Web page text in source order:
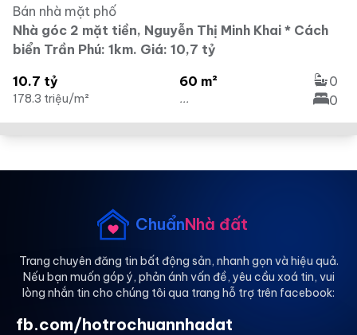
Bán nhà mặt phố
Nhà góc 2 mặt tiền, Nguyễn Thị Minh Khai * Cách
biển Trần Phú: 1km. Giá: 10,7 tỷ
10.7 tỷ
178.3 triệu/m²
60 m²
...
0
0
ChuẩnNhà đất
Trang chuyên đăng tin bất động sản, nhanh gọn và hiệu quả.
Nếu bạn muốn góp ý, phản ánh vấn đề, yêu cầu xoá tin, vui
lòng nhắn tin cho chúng tôi qua trang hỗ trợ trên facebook:
fb.com/hotrochuannhadat